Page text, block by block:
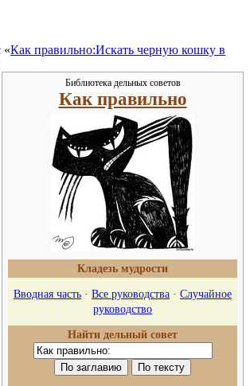
«Как правильно:Искать черную кошку в
Библиотека дельных советов
Как правильно
Кладезь мудрости
Вводная часть · Все руководства · Случайное
руководство
Найти дельный совет